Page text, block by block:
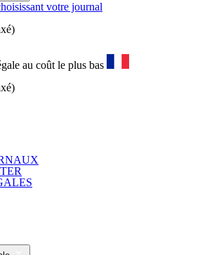
votre journal
au coût le plus bas